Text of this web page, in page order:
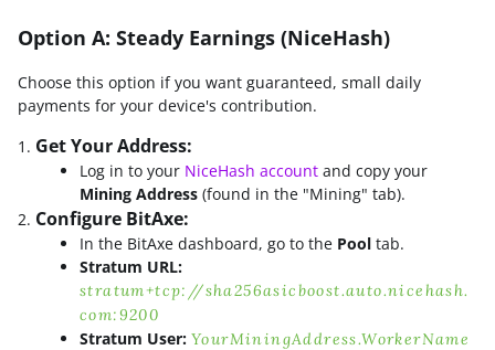
Option A: Steady Earnings (NiceHash)
Choose this option if you want guaranteed, small daily
payments for your device's contribution.
Get Your Address:
Log in to your NiceHash account and copy your
Mining Address (found in the "Mining" tab).
Configure BitAxe:
In the BitAxe dashboard, go to the Pool tab.
Stratum URL:
stratum+tcp://sha256asicboost.auto.nicehash.
com:9200
Stratum User: YourMiningAddress.WorkerName